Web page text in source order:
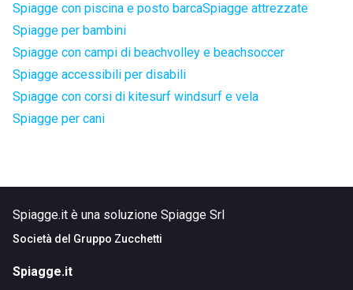
Spiagge con piscina e posto barcaSpiagge attrezzate
Spiagge per bambini
Spiagge con campi di beachvolley e beachsoccer
Spiagge accessibili per disabili
Spiagge con corsi di kitesurf windsurf e vela
Spiagge per cani
Spiagge.it è una soluzione Spiagge Srl
Società del Gruppo Zucchetti
Spiagge.it